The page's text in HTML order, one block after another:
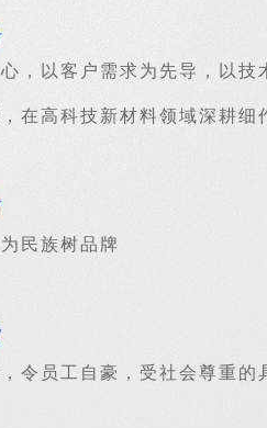
，以客户需求为先导，以
在高科技新材料领域深耕
民族树品牌
令员工自豪，受社会尊重